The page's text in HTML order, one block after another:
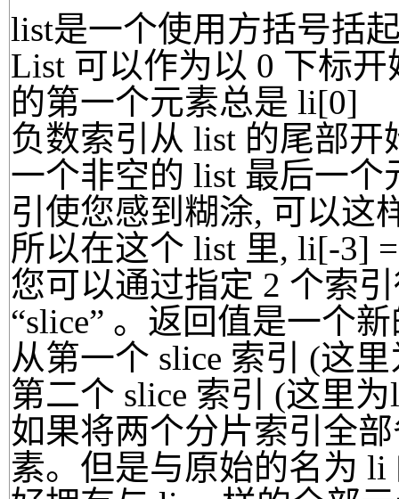
list是一个使用方括号括
List 可以作为以 0 下标
的第一个元素总是 li[0]
负数索引从 list 的尾部
一个非空的 list 最后一
引使您感到糊涂, 可以这
所以在这个 list 里, li[-3]
您可以通过指定 2 个索
“slice” 。返回值是一个
从第一个 slice 索引 (这
第二个 slice 索引 (这里
如果将两个分片索引全
素。但是与原始的名为